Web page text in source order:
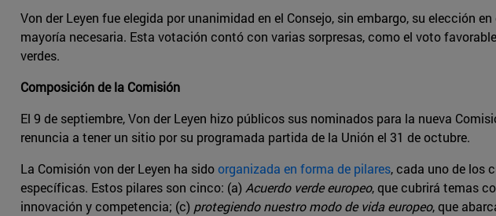
Von der Leyen fue elegida por unanimidad en el Consejo, sin embargo, su elección
mayoría necesaria. Esta votación contó con varias sorpresas, como el voto
verdes.
Composición de la Comisión
El 9 de septiembre, Von der Leyen hizo públicos sus nominados para la nueva
renuncia a tener un sitio por su programada partida de la Unión el 31 de octubre.
La Comisión von der Leyen ha sidoorganizada en forma de pilares, cada uno de los
específicas. Estos pilares son cinco: (a)Acuerdo verde europeo, que cubrirá temas
innovación y competencia; (c) protegiendo nuestro modo de vida europeo, que